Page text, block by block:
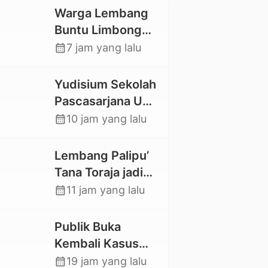
Warga Lembang
Buntu Limbong
Gandasil,
Jalan Sepanjang
500 Meter
calendar_month7 jam yang lalu
Yudisium Sekolah
Pascasarjana UKI
Toraja Lahirkan 58
calendar_month10 jam yang lalu
Lembang Palipu’
Tana Toraja jadi
Percontohan
Sejahtera oleh
Kemensos
calendar_month11 jam yang lalu
Publik Buka
Kembali Kasus
Hilangnya Stoner,
calendar_month19 jam yang lalu